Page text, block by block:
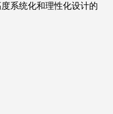
系统化和理性化设计的